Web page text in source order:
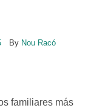
By Nou Racó
familiares más